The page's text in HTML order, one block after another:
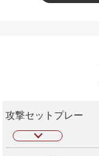
攻撃セットプレー